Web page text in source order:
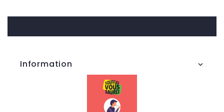
Information 